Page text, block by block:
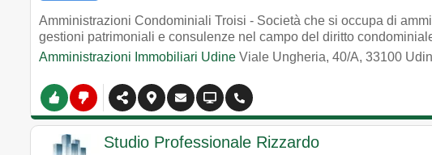
Amministrazioni Condominiali Troisi - Società che si occupa di
gestioni patrimoniali e consulenze nel campo del diritto
Amministrazioni Immobiliari Udine Viale Ungheria, 40/A, 33100
Studio Professionale Rizzardo